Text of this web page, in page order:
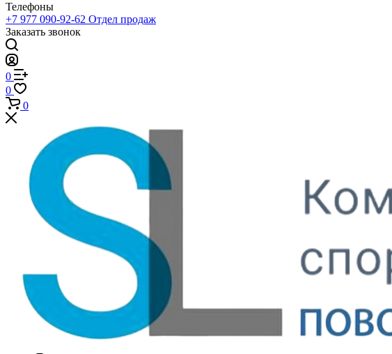
Телефоны
+7 977 090-92-62 Отдел продаж
Заказать звонок
0
0
0